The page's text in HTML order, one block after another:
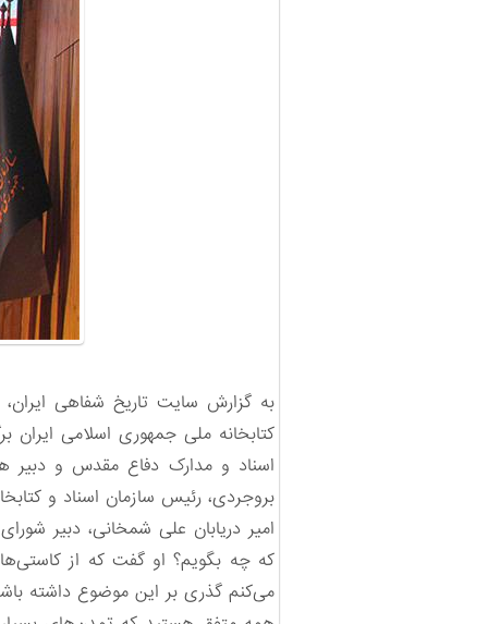
کتابخانه ملی جمهوری اسلامی ایران
اسناد و مدارک دفاع مقدس و دبیر
بروجردی، رئیس سازمان اسناد و
امیر دریابان علی شمخانی، دبیر
که چه بگویم؟ او گفت که از
می‌کنم گذری بر این موضوع داشته